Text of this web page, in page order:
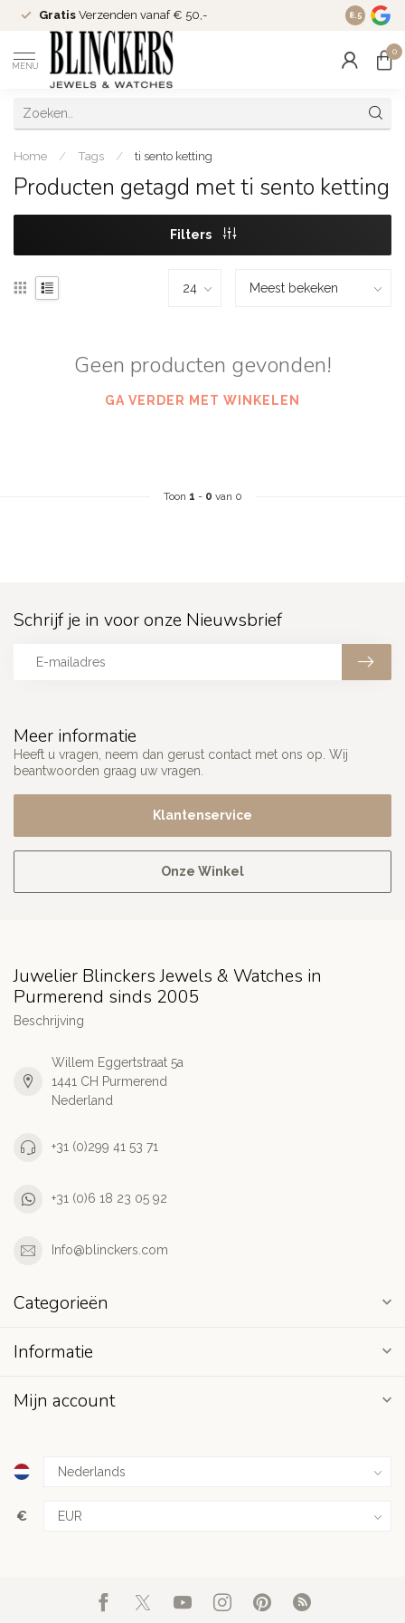
Gratis Verzenden vanaf € 50,- Since
8.5
MENU
0
Home / Tags / ti sento ketting
Producten getagd met ti sento ketting
Filters
Geen producten gevonden!
GA VERDER MET WINKELEN
Toon 1 - 0 van 0
Meer informatie
Heeft u vragen, neem dan gerust contact met ons op. Wij
beantwoorden graag uw vragen.
Klantenservice
Onze Winkel
Schrijf je in voor onze Nieuwsbrief
Juwelier Blinckers Jewels & Watches in
Purmerend sinds 2005
Beschrijving
Willem Eggertstraat 5a
1441 CH Purmerend
Nederland
+31 (0)299 41 53 71
+31 (0)6 18 23 05 92
Info@blinckers.com
Categorieën
Informatie
Mijn account
€